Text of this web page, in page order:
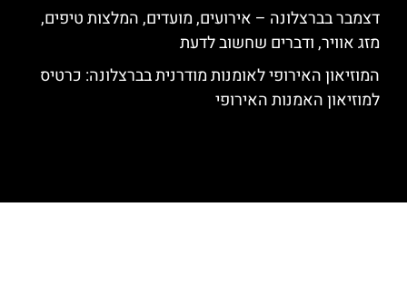
דצמבר בברצלונה – אירועים, מועדים, המלצות טיפים,
מזג אוויר, ודברים שחשוב לדעת
המוזיאון האירופי לאומנות מודרנית בברצלונה: כרטיס
למוזיאון האמנות האירופי